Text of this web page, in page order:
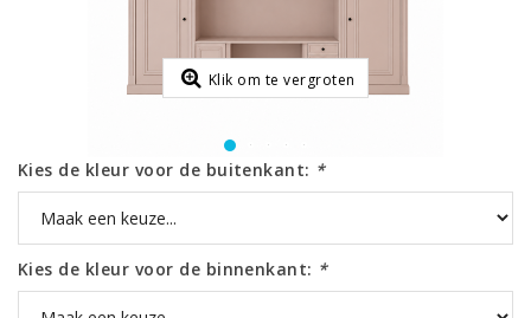
Klik om te vergroten
Kies de kleur voor de buitenkant: *
Kies de kleur voor de binnenkant: *